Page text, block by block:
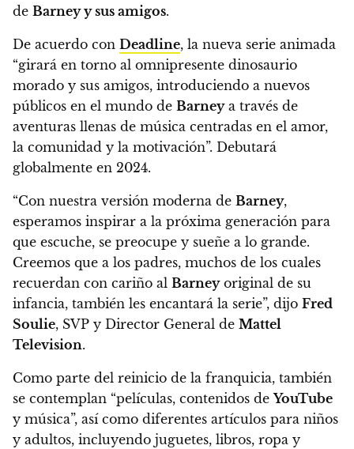
de Barney y sus amigos.
De acuerdo con Deadline, la nueva serie animada
“girará en torno al omnipresente dinosaurio
morado y sus amigos, introduciendo a nuevos
públicos en el mundo de Barneya través de
aventuras llenas de música centradas en el amor,
la comunidad y la motivación”. Debutará
globalmente en 2024.
“Con nuestra versión moderna de Barney,
esperamos inspirar a la próxima generación para
que escuche, se preocupe y sueñe a lo grande.
Creemos que a los padres, muchos de los cuales
recuerdan con cariño al Barneyoriginal de su
infancia, también les encantará la serie”, dijo Fred
Soulie, SVP y Director General de Mattel
Television.
Como parte del reinicio de la franquicia, también
se contemplan “películas, contenidos deYouTube
y música”, así como diferentes artículos para niños
y adultos, incluyendo juguetes, libros, ropa y